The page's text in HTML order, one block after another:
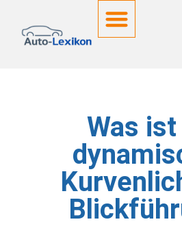
Was